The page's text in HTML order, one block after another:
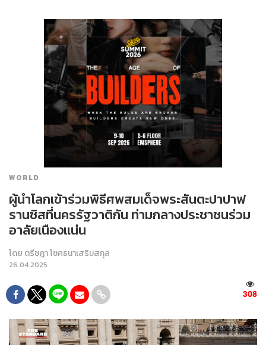
WORLD
ผู้นำโลกเข้าร่วมพิธีศพสมเด็จพระสันตะปาปาฟ
รานซิสที่นครรัฐวาติกัน ท่ามกลางประชาชนร่วม
อาลัยเนืองแน่น
โดย ตรีชฎา โชคธนาเสริมสกุล
26.04.2025
308